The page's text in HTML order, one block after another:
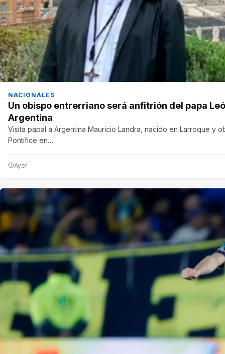
NACIONALES
Un obispo entrerriano será anfitrión del papa
Argentina
Visita papal a Argentina Mauricio Landra, nacido en Larroque y
Pontífice en…
Ayer